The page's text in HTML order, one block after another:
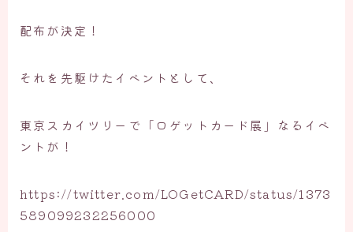
配布が決定！
それを先駆けたイベントとして、
東京スカイツリーで「ロゲットカード展」なるイベ
ントが！
https://twitter.com/LOGetCARD/status/1373
589099232256000